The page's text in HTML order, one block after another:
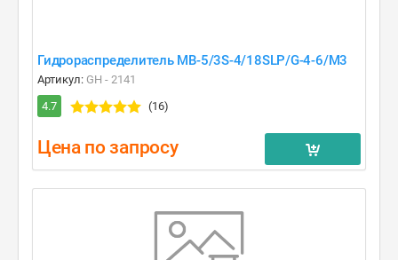
Гидрораспределитель MB-5/3S-4/18SLP/G-4-6/M3
Артикул: GH - 2141
4.7
(16)
Цена по запросу